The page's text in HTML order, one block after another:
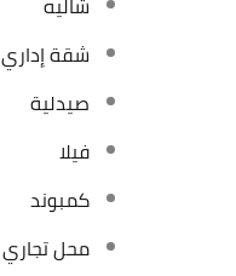
شقة إداري
صيدلية
فيلا
كمبوند
محل تجاري